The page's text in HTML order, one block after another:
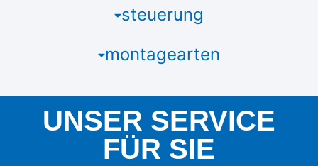
steuerung
montagearten
UNSER SERVICE
FÜR SIE